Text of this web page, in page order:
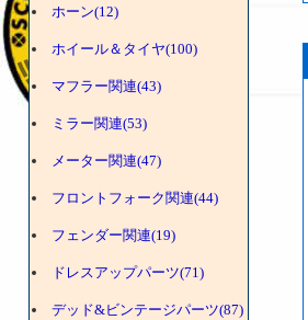
ホーン(12)
ホイール＆タイヤ(100)
マフラー関連(43)
ミラー関連(53)
メーター関連(47)
フロントフォーク関連(44)
フェンダー関連(19)
ドレスアップパーツ(71)
デッド&ビンテージパーツ(87)